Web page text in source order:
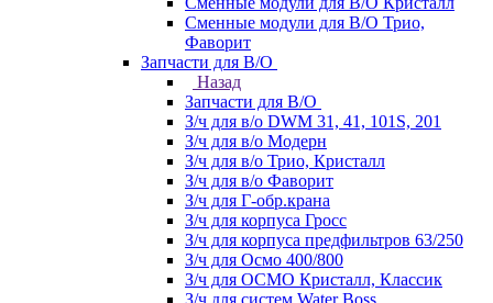
Сменные модули для В/О Трио,
Фаворит
Запчасти для В/О
Назад
Запчасти для В/О
З/ч для в/о DWM 31, 41, 101S, 201
З/ч для в/о Модерн
З/ч для в/о Трио, Кристалл
З/ч для в/о Фаворит
З/ч для Г-обр.крана
З/ч для корпуса Гросс
З/ч для корпуса предфильтров 63/250
З/ч для Осмо 400/800
З/ч для ОСМО Кристалл, Классик
З/ч для систем Water Boss